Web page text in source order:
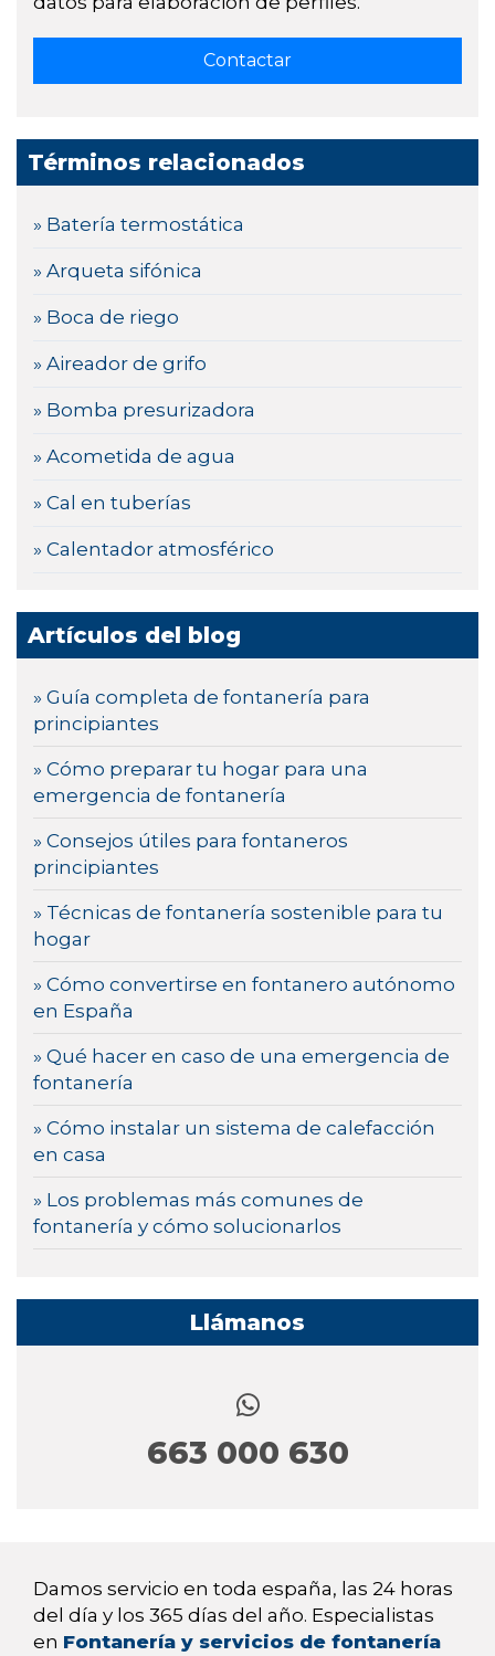
Términos relacionados
» Batería termostática
» Arqueta sifónica
» Boca de riego
» Aireador de grifo
» Bomba presurizadora
» Acometida de agua
» Cal en tuberías
» Calentador atmosférico
Artículos del blog
» Guía completa de fontanería para
principiantes
» Cómo preparar tu hogar para una
emergencia de fontanería
» Consejos útiles para fontaneros
principiantes
» Técnicas de fontanería sostenible para tu
hogar
» Cómo convertirse en fontanero autónomo
en España
» Qué hacer en caso de una emergencia de
fontanería
» Cómo instalar un sistema de calefacción
en casa
» Los problemas más comunes de
fontanería y cómo solucionarlos
Llámanos
663 000 630
Damos servicio en toda españa, las 24 horas
del día y los 365 días del año. Especialistas
en Fontanería y servicios de fontanería